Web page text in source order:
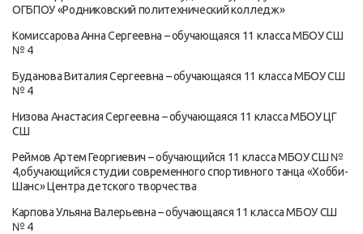
ОГБПОУ «Родниковский политехнический колледж»
Комиссарова Анна Сергеевна – обучающаяся 11 класса МБОУ СШ
№ 4
Буданова Виталия Сергеевна – обучающаяся 11 класса МБОУ СШ
№ 4
Низова Анастасия Сергеевна – обучающаяся 11 класса МБОУ ЦГ
СШ
Реймов Артем Георгиевич – обучающийся 11 класса МБОУ СШ №
4,обучающийся студии современного спортивного танца «Хобби-
Шанс» Центра детского творчества
Карпова Ульяна Валерьевна – обучающаяся 11 класса МБОУ СШ
№ 4